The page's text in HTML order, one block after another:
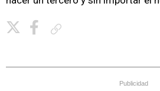
Publicidad